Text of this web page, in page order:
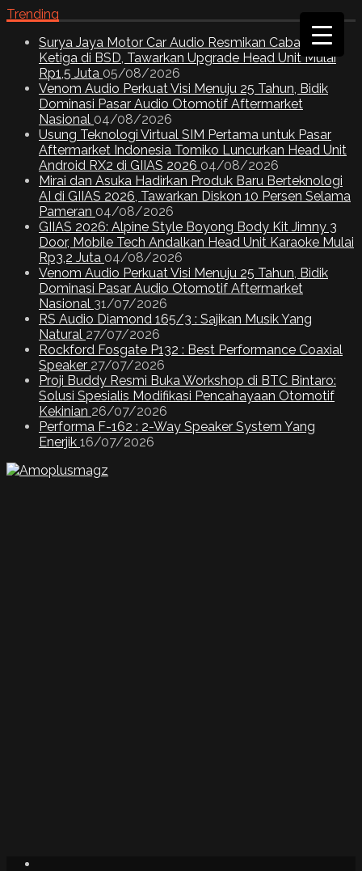
Trending
Surya Jaya Motor Car Audio Resmikan Cabang
Ketiga di BSD, Tawarkan Upgrade Head Unit Mulai
Rp1,5 Juta 05/08/2026
Venom Audio Perkuat Visi Menuju 25 Tahun, Bidik
Dominasi Pasar Audio Otomotif Aftermarket
Nasional 04/08/2026
Usung Teknologi Virtual SIM Pertama untuk Pasar
Aftermarket Indonesia Tomiko Luncurkan Head Unit
Android RX2 di GIIAS 2026 04/08/2026
Mirai dan Asuka Hadirkan Produk Baru Berteknologi
AI di GIIAS 2026, Tawarkan Diskon 10 Persen Selama
Pameran 04/08/2026
GIIAS 2026: Alpine Style Boyong Body Kit Jimny 3
Door, Mobile Tech Andalkan Head Unit Karaoke Mulai
Rp3,2 Juta 04/08/2026
Venom Audio Perkuat Visi Menuju 25 Tahun, Bidik
Dominasi Pasar Audio Otomotif Aftermarket
Nasional 31/07/2026
RS Audio Diamond 165/3 : Sajikan Musik Yang
Natural 27/07/2026
Rockford Fosgate P132 : Best Performance Coaxial
Speaker 27/07/2026
Proji Buddy Resmi Buka Workshop di BTC Bintaro:
Solusi Spesialis Modifikasi Pencahayaan Otomotif
Kekinian 26/07/2026
Performa F-162 : 2-Way Speaker System Yang
Enerjik 16/07/2026